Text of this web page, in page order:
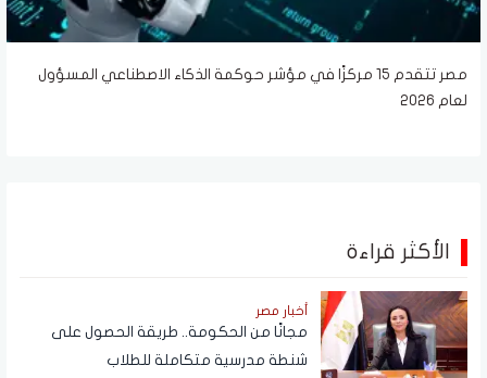
مصر تتقدم 15 مركزًا في مؤشر حوكمة الذكاء الاصطناعي المسؤول
لعام 2026
الأكثر قراءة
أخبار مصر
مجانًا من الحكومة.. طريقة الحصول على
شنطة مدرسية متكاملة للطلاب